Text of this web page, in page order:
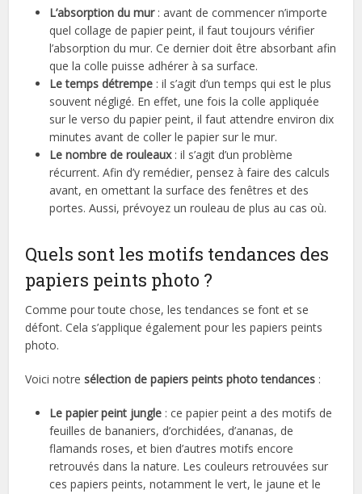
L’absorption du mur: avant de commencer n’importe
quel collage de papier peint, il faut toujours vérifier
l’absorption du mur. Ce dernier doit être absorbant afin
que la colle puisse adhérer à sa surface.
Le temps détrempe : il s’agit d’un temps qui est le plus
souvent négligé. En effet, une fois la colle appliquée
sur le verso du papier peint, il faut attendre environ dix
minutes avant de coller le papier sur le mur.
Le nombre de rouleaux: il s’agit d’un problème
récurrent. Afin d’y remédier, pensez à faire des calculs
avant, en omettant la surface des fenêtres et des
portes. Aussi, prévoyez un rouleau de plus au cas où.
Quels sont les motifs tendances des
papiers peints photo ?
Comme pour toute chose, les tendances se font et se
défont. Cela s’applique également pour les papiers peints
photo.
Voici notresélection de papiers peints photo tendances :
Le papier peint jungle : ce papier peint a des motifs de
feuilles de bananiers, d’orchidées, d’ananas, de
flamands roses, et bien d’autres motifs encore
retrouvés dans la nature. Les couleurs retrouvées sur
ces papiers peints, notamment le vert, le jaune et le